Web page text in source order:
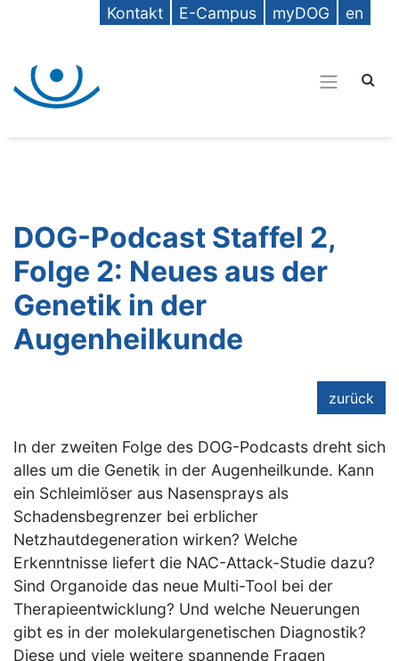
Kontakt E-Campus myDOG en
DOG-Podcast Staffel 2,
Folge 2: Neues aus der
Genetik in der
Augenheilkunde
zurück
In der zweiten Folge des DOG-Podcasts dreht sich
alles um die Genetik in der Augenheilkunde. Kann
ein Schleimlöser aus Nasensprays als
Schadensbegrenzer bei erblicher
Netzhautdegeneration wirken? Welche
Erkenntnisse liefert die NAC-Attack-Studie dazu?
Sind Organoide das neue Multi-Tool bei der
Therapieentwicklung? Und welche Neuerungen
gibt es in der molekulargenetischen Diagnostik?
Diese und viele weitere spannende Fragen